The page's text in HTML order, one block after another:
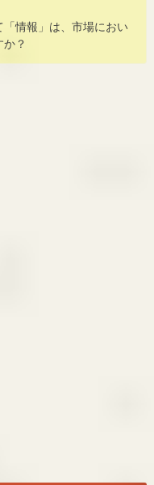
情報」は、市場におい
？